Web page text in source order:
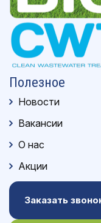
Полезное
Новости
Вакансии
О нас
Акции
Заказать